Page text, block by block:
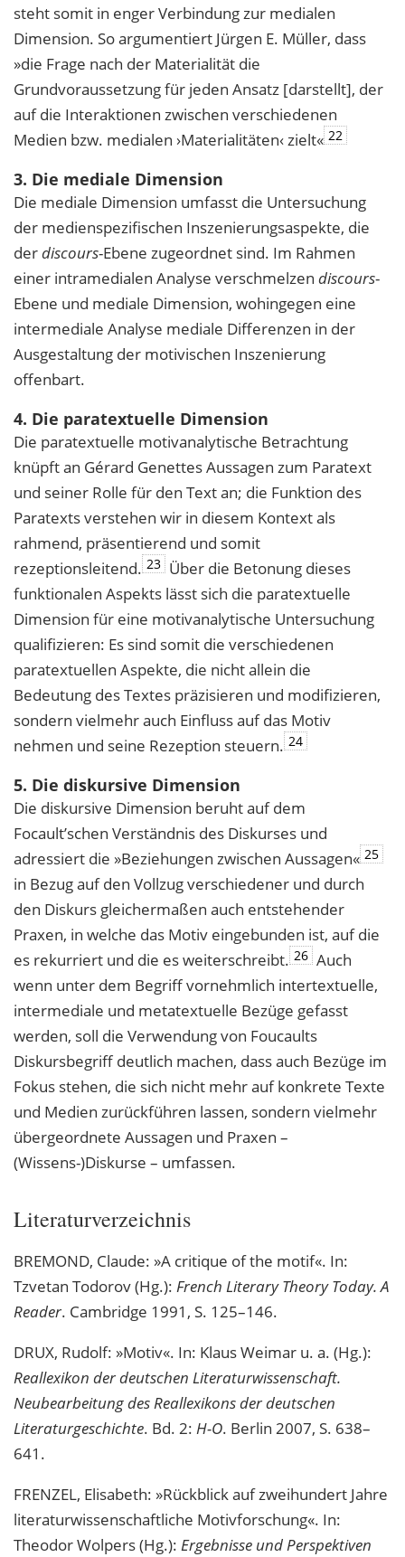
steht somit in enger Verbindung zur medialen
Dimension. So argumentiert Jürgen E. Müller, dass
»die Frage nach der Materialität die
Grundvoraussetzung für jeden Ansatz [darstellt], der
auf die Interaktionen zwischen verschiedenen
Medien bzw. medialen ›Materialitäten‹ zielt« 22
3. Die mediale Dimension
Die mediale Dimension umfasst die Untersuchung
der medienspezifischen Inszenierungsaspekte, die
derdiscours-Ebene zugeordnet sind. Im Rahmen
einer intramedialen Analyse verschmelzen discours-
Ebene und mediale Dimension, wohingegen eine
intermediale Analyse mediale Differenzen in der
Ausgestaltung der motivischen Inszenierung
offenbart.
4. Die paratextuelle Dimension
Die paratextuelle motivanalytische Betrachtung
knüpft an Gérard Genettes Aussagen zum Paratext
und seiner Rolle für den Text an; die Funktion des
Paratexts verstehen wir in diesem Kontext als
rahmend, präsentierend und somit
rezeptionsleitend. 23 Über die Betonung dieses
funktionalen Aspekts lässt sich die paratextuelle
Dimension für eine motivanalytische Untersuchung
qualifizieren: Es sind somit die verschiedenen
paratextuellen Aspekte, die nicht allein die
Bedeutung des Textes präzisieren und modifizieren,
sondern vielmehr auch Einfluss auf das Motiv
nehmen und seine Rezeption steuern. 24
5. Die diskursive Dimension
Die diskursive Dimension beruht auf dem
Focault’schen Verständnis des Diskurses und
adressiert die »Beziehungen zwischen Aussagen« 25
in Bezug auf den Vollzug verschiedener und durch
den Diskurs gleichermaßen auch entstehender
Praxen, in welche das Motiv eingebunden ist, auf die
es rekurriert und die es weiterschreibt. 26 Auch
wenn unter dem Begriff vornehmlich intertextuelle,
intermediale und metatextuelle Bezüge gefasst
werden, soll die Verwendung von Foucaults
Diskursbegriff deutlich machen, dass auch Bezüge im
Fokus stehen, die sich nicht mehr auf konkrete Texte
und Medien zurückführen lassen, sondern vielmehr
übergeordnete Aussagen und Praxen –
(Wissens-)Diskurse – umfassen.
Literaturverzeichnis
BREMOND, Claude: »A critique of the motif«. In:
Tzvetan Todorov (Hg.): French Literary Theory Today. A
Reader. Cambridge 1991, S. 125–146.
DRUX, Rudolf: »Motiv«. In: Klaus Weimar u. a. (Hg.):
Reallexikon der deutschen Literaturwissenschaft.
Neubearbeitung des Reallexikons der deutschen
Literaturgeschichte. Bd. 2: H-O. Berlin 2007, S. 638–
641.
FRENZEL, Elisabeth: »Rückblick auf zweihundert Jahre
literaturwissenschaftliche Motivforschung«. In:
Theodor Wolpers (Hg.): Ergebnisse und Perspektiven